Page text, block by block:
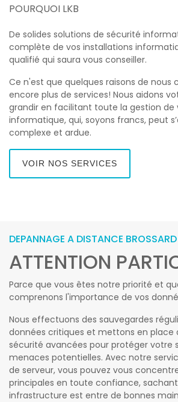
POURQUOI LKB
De solides solutions de sécurité
complète de vos installations
qualifié qui saura vous conseiller.
Ce n'est que quelques raisons de nous
encore plus de services! Nous aidons
grandir en facilitant toute la gestion de
informatique, qui, soyons francs, peut
complexe et ardue.
VOIR NOS SERVICES
DEPANNAGE A DISTANCE BROSSARD
ATTENTION
Parce que vous êtes notre priorité et
comprenons l'importance de vos
Nous effectuons des sauvegardes
données critiques et mettons en place
sécurité avancées pour protéger votre
menaces potentielles. Avec notre
de serveur, vous pouvez vous
principales en toute confiance,
infrastructure est entre de bonnes